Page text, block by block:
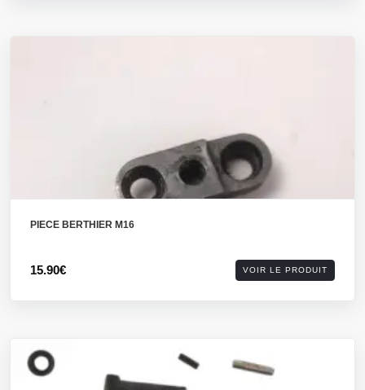
PIECE BERTHIER M16
15.90€ VOIR LE PRODUIT